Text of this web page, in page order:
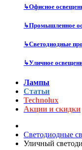
↳Офисное
↳Промышленное
↳Светодиодные
↳Уличное
Лампы
Статьи
Technolux
Акции и скидки
Cветодиодные
Уличный